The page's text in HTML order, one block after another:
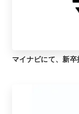
マイナビにて、新卒